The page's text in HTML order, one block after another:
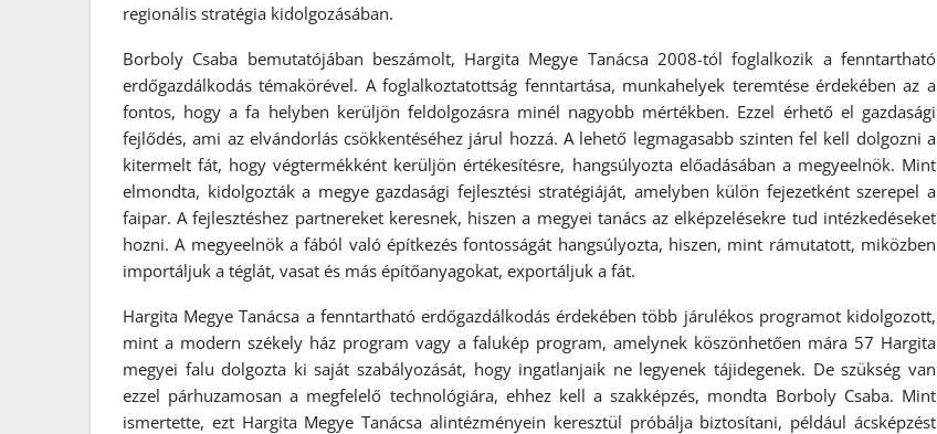
regionális stratégia kidolgozásában.
Borboly Csaba bemutatójában beszámolt, Hargita Megye Tanácsa 2008-tól foglalkozik a fenntartható
erdőgazdálkodás témakörével. A foglalkoztatottság fenntartása, munkahelyek teremtése érdekében az a
fontos, hogy a fa helyben kerüljön feldolgozásra minél nagyobb mértékben. Ezzel érhető el gazdasági
fejlődés, ami az elvándorlás csökkentéséhez járul hozzá. A lehető legmagasabb szinten fel kell dolgozni a
kitermelt fát, hogy végtermékként kerüljön értékesítésre, hangsúlyozta előadásában a megyeelnök. Mint
elmondta, kidolgozták a megye gazdasági fejlesztési stratégiáját, amelyben külön fejezetként szerepel a
faipar. A fejlesztéshez partnereket keresnek, hiszen a megyei tanács az elképzelésekre tud intézkedéseket
hozni. A megyeelnök a fából való építkezés fontosságát hangsúlyozta, hiszen, mint rámutatott, miközben
importáljuk a téglát, vasat és más építőanyagokat, exportáljuk a fát.
Hargita Megye Tanácsa a fenntartható erdőgazdálkodás érdekében több járulékos programot kidolgozott,
mint a modern székely ház program vagy a falukép program, amelynek köszönhetően mára 57 Hargita
megyei falu dolgozta ki saját szabályozását, hogy ingatlanjaik ne legyenek tájidegenek. De szükség van
ezzel párhuzamosan a megfelelő technológiára, ehhez kell a szakképzés, mondta Borboly Csaba. Mint
ismertette, ezt Hargita Megye Tanácsa alintézményein keresztül próbálja biztosítani, például ácsképzést